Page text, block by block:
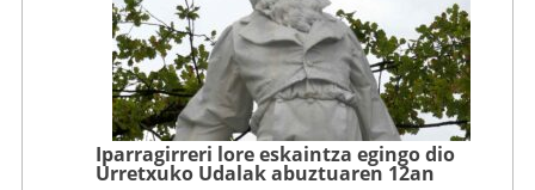
Iparragirreri lore eskaintza egingo dio
Urretxuko Udalak abuztuaren 12an